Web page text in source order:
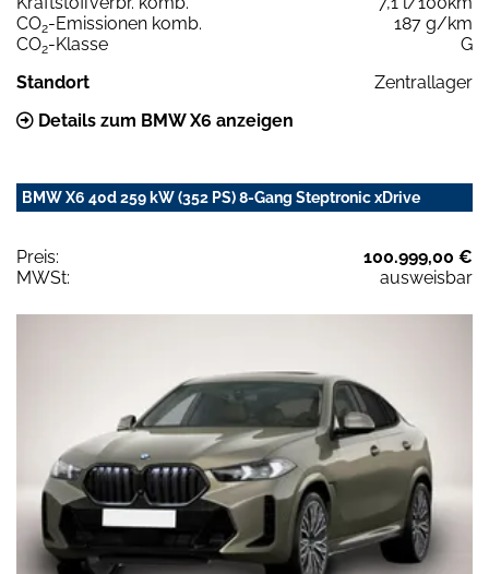
CO2-Emissionen komb.
187 g/km
CO2-Klasse
G
Standort
Zentrallager
Details zum BMW X6 anzeigen
BMW X6 40d 259 kW (352 PS) 8-Gang Steptronic xDrive
Preis:
100.999,00 €
MWSt:
ausweisbar